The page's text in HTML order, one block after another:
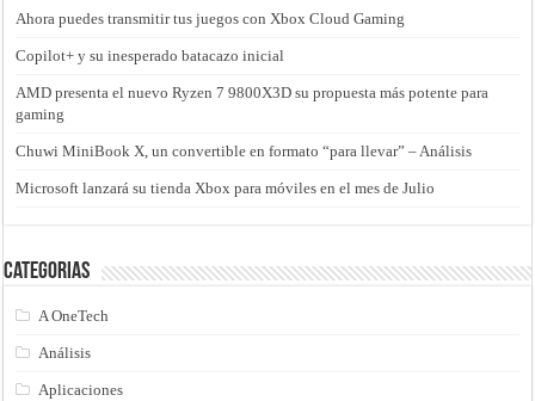
Ahora puedes transmitir tus juegos con Xbox Cloud Gaming
Copilot+ y su inesperado batacazo inicial
AMD presenta el nuevo Ryzen 7 9800X3D su propuesta más potente para
gaming
Chuwi MiniBook X, un convertible en formato “para llevar” – Análisis
Microsoft lanzará su tienda Xbox para móviles en el mes de Julio
Categorias
A OneTech
Análisis
Aplicaciones